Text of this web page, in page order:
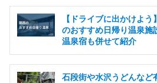
【ドライブに出かけよ
のおすすめ日帰り温泉施
温泉宿も併せて紹介
石段街や水沢うどんなど